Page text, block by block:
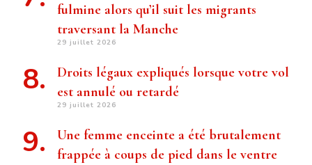
fulmine alors qu’il suit les migrants
traversant la Manche
29 juillet 2026
Droits légaux expliqués lorsque votre vol
est annulé ou retardé
29 juillet 2026
Une femme enceinte a été brutalement
frappée à coups de pied dans le ventre